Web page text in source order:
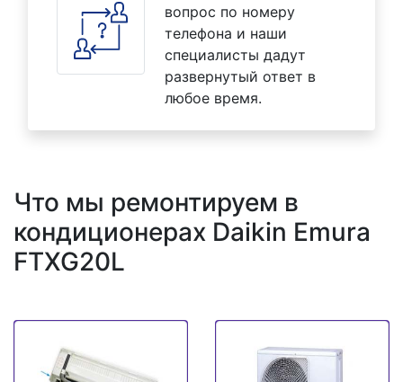
вопрос по номеру
телефона и наши
специалисты дадут
развернутый ответ в
любое время.
Что мы ремонтируем в
кондиционерах Daikin Emura
FTXG20L